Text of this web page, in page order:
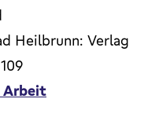
Heilbrunn: Verlag
Arbeit